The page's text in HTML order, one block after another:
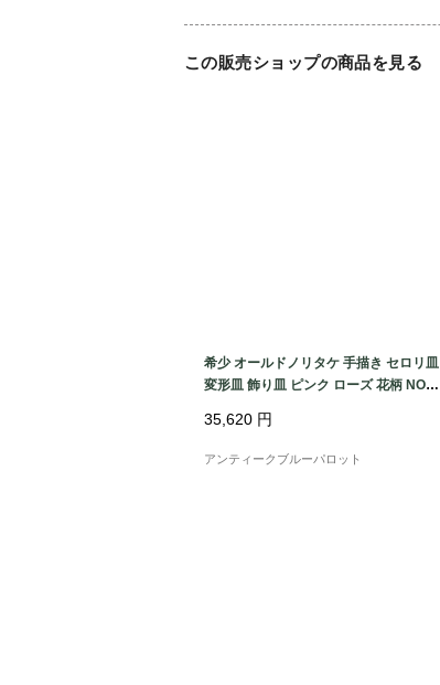
この販売ショップの商品を見る
希少 オールドノリタケ 手描き セロリ皿
変形皿 飾り皿 ピンク ローズ 花柄 NORIT
35,620 円
アンティークブルーパロット